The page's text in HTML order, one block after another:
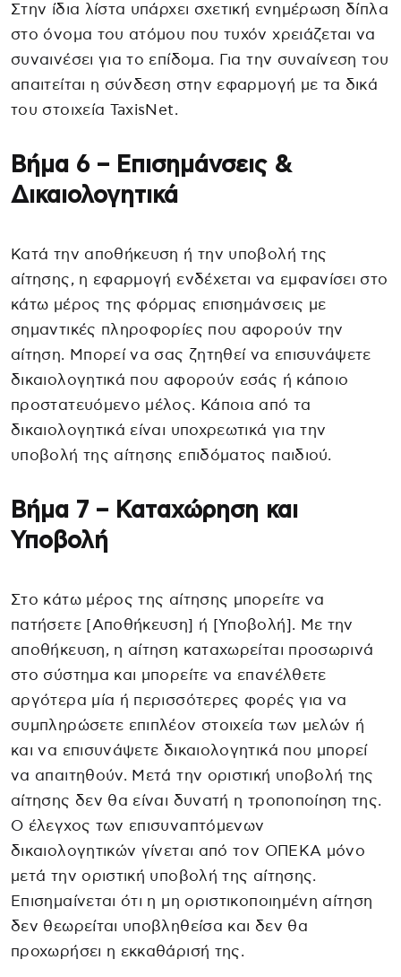
Στην ίδια λίστα υπάρχει σχετική ενημέρωση δίπλα
στο όνομα του ατόμου που τυχόν χρειάζεται να
συναινέσει για το επίδομα. Για την συναίνεση του
απαιτείται η σύνδεση στην εφαρμογή με τα δικά
του στοιχεία TaxisNet.
Βήμα 6 – Επισημάνσεις &
Δικαιολογητικά
Κατά την αποθήκευση ή την υποβολή της
αίτησης, η εφαρμογή ενδέχεται να εμφανίσει στο
κάτω μέρος της φόρμας επισημάνσεις με
σημαντικές πληροφορίες που αφορούν την
αίτηση. Μπορεί να σας ζητηθεί να επισυνάψετε
δικαιολογητικά που αφορούν εσάς ή κάποιο
προστατευόμενο μέλος. Κάποια από τα
δικαιολογητικά είναι υποχρεωτικά για την
υποβολή της αίτησης επιδόματος παιδιού.
Βήμα 7 – Καταχώρηση και
Υποβολή
Στο κάτω μέρος της αίτησης μπορείτε να
πατήσετε [Αποθήκευση] ή [Υποβολή]. Με την
αποθήκευση, η αίτηση καταχωρείται προσωρινά
στο σύστημα και μπορείτε να επανέλθετε
αργότερα μία ή περισσότερες φορές για να
συμπληρώσετε επιπλέον στοιχεία των μελών ή
και να επισυνάψετε δικαιολογητικά που μπορεί
να απαιτηθούν. Μετά την οριστική υποβολή της
αίτησης δεν θα είναι δυνατή η τροποποίηση της.
Ο έλεγχος των επισυναπτόμενων
δικαιολογητικών γίνεται από τον ΟΠΕΚΑ μόνο
μετά την οριστική υποβολή της αίτησης.
Επισημαίνεται ότι η μη οριστικοποιημένη αίτηση
δεν θεωρείται υποβληθείσα και δεν θα
προχωρήσει η εκκαθάρισή της.